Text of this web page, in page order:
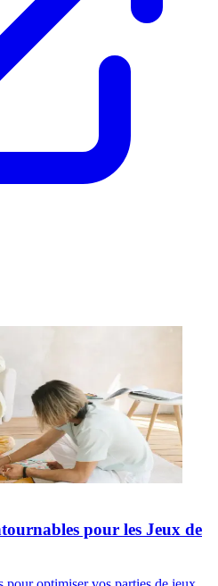
pour les Jeux de